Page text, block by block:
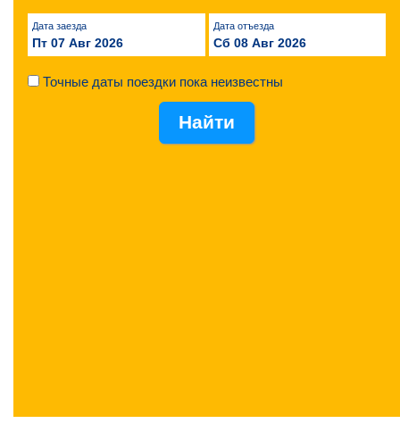
Дата заезда
Пт 07 Авг 2026
Дата отъезда
Сб 08 Авг 2026
Точные даты поездки пока неизвестны